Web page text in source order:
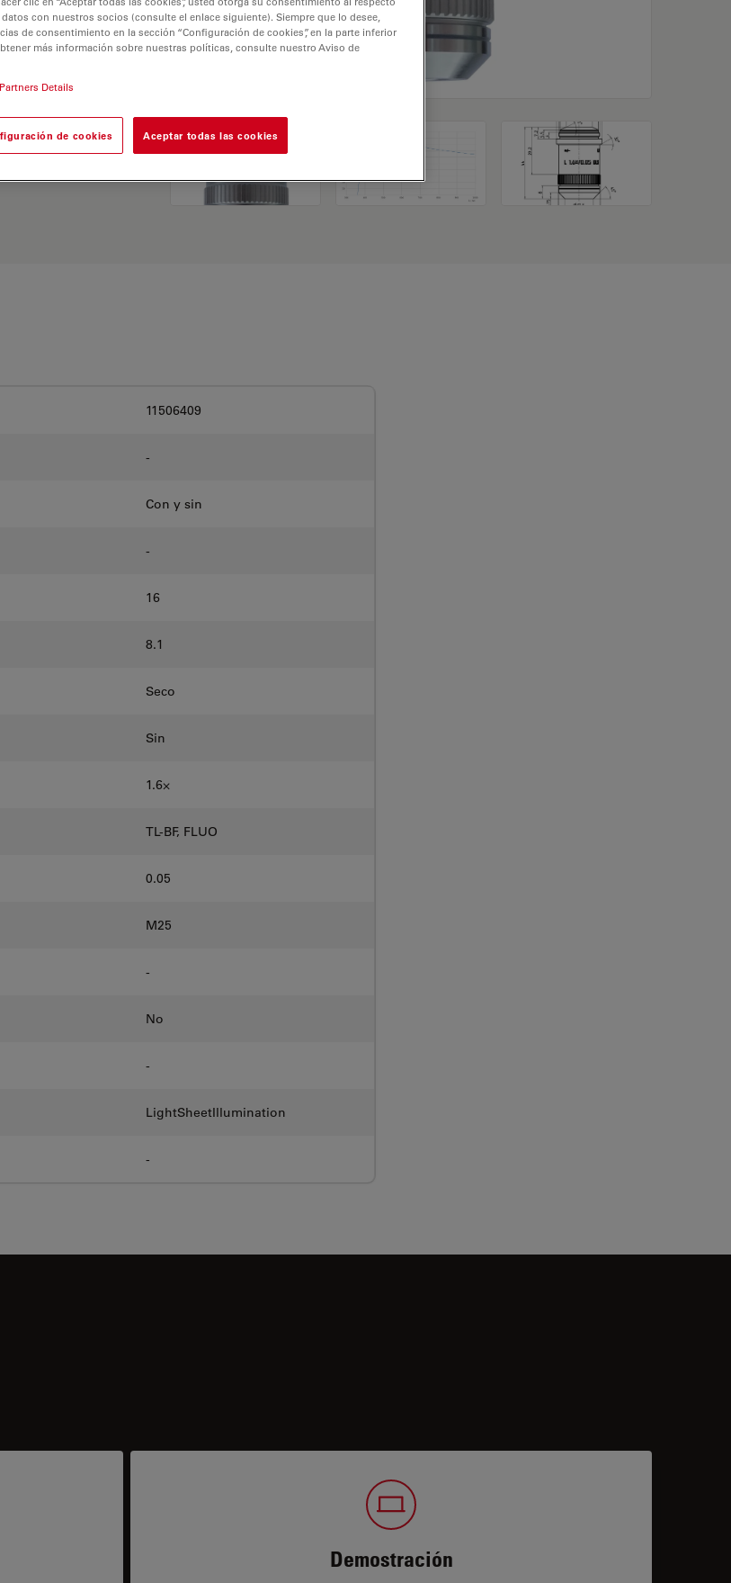
la
11506409
-
Con y sin
-
16
8.1
Seco
Sin
1.6⨉
TL-BF, FLUO
0.05
M25
-
No
-
LightSheetIllumination
-
Demostración
con nuestros socios (consulte el enlace siguiente). Siempre que lo desee,
de consentimiento en la sección “Configuración de cookies”, en la parte inferior
más información sobre nuestras políticas, consulte nuestro Aviso de
Details
de cookies Aceptar todas las cookies